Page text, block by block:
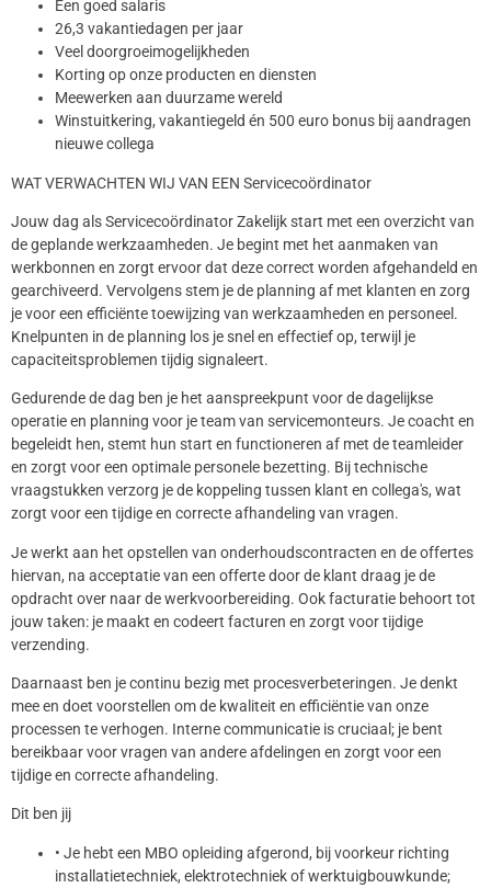
Een goed salaris
26,3 vakantiedagen per jaar
Veel doorgroeimogelijkheden
Korting op onze producten en diensten
Meewerken aan duurzame wereld
Winstuitkering, vakantiegeld én 500 euro bonus bij aandragen
nieuwe collega
WAT VERWACHTEN WIJ VAN EEN Servicecoördinator
Jouw dag als Servicecoördinator Zakelijk start met een overzicht van
de geplande werkzaamheden. Je begint met het aanmaken van
werkbonnen en zorgt ervoor dat deze correct worden afgehandeld en
gearchiveerd. Vervolgens stem je de planning af met klanten en zorg
je voor een efficiënte toewijzing van werkzaamheden en personeel.
Knelpunten in de planning los je snel en effectief op, terwijl je
capaciteitsproblemen tijdig signaleert.
Gedurende de dag ben je het aanspreekpunt voor de dagelijkse
operatie en planning voor je team van servicemonteurs. Je coacht en
begeleidt hen, stemt hun start en functioneren af met de teamleider
en zorgt voor een optimale personele bezetting. Bij technische
vraagstukken verzorg je de koppeling tussen klant en collega's, wat
zorgt voor een tijdige en correcte afhandeling van vragen.
Je werkt aan het opstellen van onderhoudscontracten en de offertes
hiervan, na acceptatie van een offerte door de klant draag je de
opdracht over naar de werkvoorbereiding. Ook facturatie behoort tot
jouw taken: je maakt en codeert facturen en zorgt voor tijdige
verzending.
Daarnaast ben je continu bezig met procesverbeteringen. Je denkt
mee en doet voorstellen om de kwaliteit en efficiëntie van onze
processen te verhogen. Interne communicatie is cruciaal; je bent
bereikbaar voor vragen van andere afdelingen en zorgt voor een
tijdige en correcte afhandeling.
Dit ben jij
• Je hebt een MBO opleiding afgerond, bij voorkeur richting
installatietechniek, elektrotechniek of werktuigbouwkunde;